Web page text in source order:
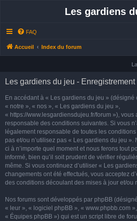
Les gardiens
FAQ
Accueil Index du forum
Les gardiens du jeu - Enregistrement
En accédant à « Les gardiens du jeu » (désigné
« notre », « nos », « Les gardiens du jeu »,
« https://www.lesgardiensdujeu.fr/forum »), vous
responsable des conditions suivantes. Si vous
légalement responsable de toutes les
pas et/ou n’utilisez pas « Les gardiens du jeu
ci à n’importe quel moment et nous ferons tout
informé, bien qu’il soit prudent de vérifier
même. Si vous continuez d’utiliser « Les
changements ont été effectués, vous acceptez
des conditions découlant des mises à jour et/ou
Nos forums sont développés par phpBB
« leur », « logiciel phpBB », « www.phpbb.com
« Équipes phpBB ») qui est un script libre de